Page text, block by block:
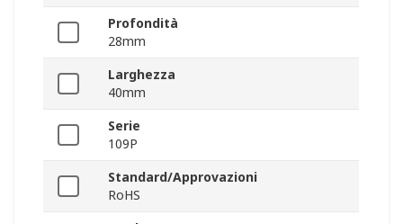
Profondità
28mm
Larghezza
40mm
Serie
109P
Standard/Approvazioni
RoHS